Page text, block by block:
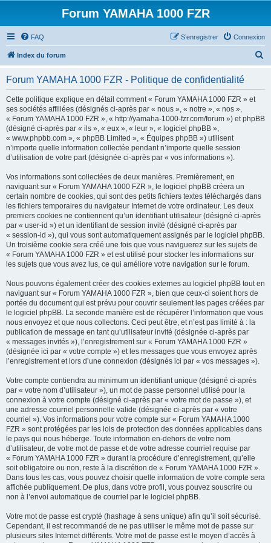
Forum YAMAHA 1000 FZR
FAQ Connexion
S’enregistrer
Index du forum
Forum YAMAHA 1000 FZR - Politique de confidentialité
Cette politique explique en détail comment « Forum YAMAHA 1000 FZR » et
ses sociétés affiliées (désignés ci-après par « nous », « notre », « nos »,
« Forum YAMAHA 1000 FZR », « http://yamaha-1000-fzr.com/forum ») et phpBB
(désigné ci-après par « ils », « eux », « leur », « logiciel phpBB »,
« www.phpbb.com », « phpBB Limited », « Équipes phpBB ») utilisent
n’importe quelle information collectée pendant n’importe quelle session
d’utilisation de votre part (désignée ci-après par « vos informations »).
Vos informations sont collectées de deux manières. Premièrement, en
naviguant sur « Forum YAMAHA 1000 FZR », le logiciel phpBB créera un
certain nombre de cookies, qui sont des petits fichiers textes téléchargés dans
les fichiers temporaires du navigateur Internet de votre ordinateur. Les deux
premiers cookies ne contiennent qu’un identifiant utilisateur (désigné ci-après
par « user-id ») et un identifiant de session invité (désigné ci-après par
« session-id »), qui vous sont automatiquement assignés par le logiciel phpBB.
Un troisième cookie sera créé une fois que vous naviguerez sur les sujets de
« Forum YAMAHA 1000 FZR » et est utilisé pour stocker les informations sur
les sujets que vous avez lus, ce qui améliore votre navigation sur le forum.
Nous pouvons également créer des cookies externes au logiciel phpBB tout en
naviguant sur « Forum YAMAHA 1000 FZR », bien que ceux-ci soient hors de
portée du document qui est prévu pour couvrir seulement les pages créées par
le logiciel phpBB. La seconde manière est de récupérer l’information que vous
nous envoyez et que nous collectons. Ceci peut être, et n’est pas limité à : la
publication de message en tant qu’utilisateur invité (désignée ci-après par
« messages invités »), l’enregistrement sur « Forum YAMAHA 1000 FZR »
(désignée ici par « votre compte ») et les messages que vous envoyez après
l’enregistrement et lors d’une connexion (désignés ici par « vos messages »).
Votre compte contiendra au minimum un identifiant unique (désigné ci-après
par « votre nom d’utilisateur »), un mot de passe personnel utilisé pour la
connexion à votre compte (désigné ci-après par « votre mot de passe »), et
une adresse courriel personnelle valide (désignée ci-après par « votre
courriel »). Vos informations pour votre compte sur « Forum YAMAHA 1000
FZR » sont protégées par les lois de protection des données applicables dans
le pays qui nous héberge. Toute information en-dehors de votre nom
d’utilisateur, de votre mot de passe et de votre adresse courriel requise par
« Forum YAMAHA 1000 FZR » durant la procédure d’enregistrement, qu’elle
soit obligatoire ou non, reste à la discrétion de « Forum YAMAHA 1000 FZR ».
Dans tous les cas, vous pouvez choisir quelle information de votre compte sera
affichée publiquement. De plus, dans votre profil, vous pouvez souscrire ou
non à l’envoi automatique de courriel par le logiciel phpBB.
Votre mot de passe est crypté (hashage à sens unique) afin qu’il soit sécurisé.
Cependant, il est recommandé de ne pas utiliser le même mot de passe sur
plusieurs sites Internet différents. Votre mot de passe est le moyen d’accès à